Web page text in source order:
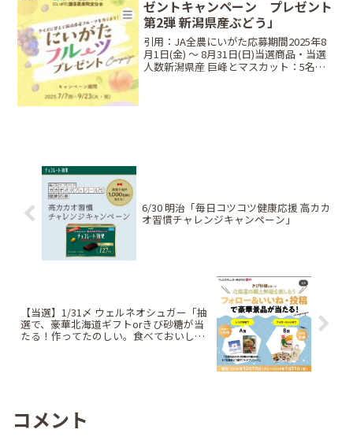
ゼントキャンペーン プレゼント
第2弾 新潟県産ぶどう」
引用：JA全農にいがた応募期間2025年8
月1日(金) ～ 8月31日(日)当選商品・当選
人数新潟県産 巨峰とマスカット：5名応
6/30 明治「毎日コツコツ健康応援 高カカ
オ習慣チャレンジキャンペーン」
【当選】1/31〆 ウェルネオシュガー「抽
選で、豪華北海道ギフトorきび砂糖が当
たる！作ってたのしい。食べておいし
コメント